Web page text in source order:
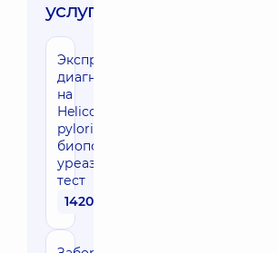
услуги:
Экспресс-
диагностика
на
Helicobacter
pylori,
биопсийный
уреазный
тест
1420 грн